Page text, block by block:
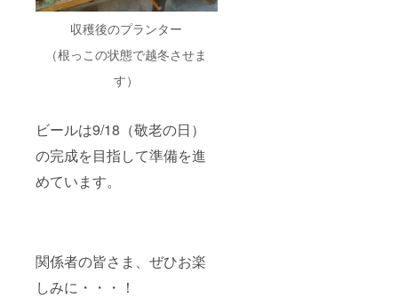
収穫後のプランター
（根っこの状態で越冬させま
す）
ビールは9/18（敬老の日）
の完成を目指して準備を進
めています。
関係者の皆さま、ぜひお楽
しみに・・・！